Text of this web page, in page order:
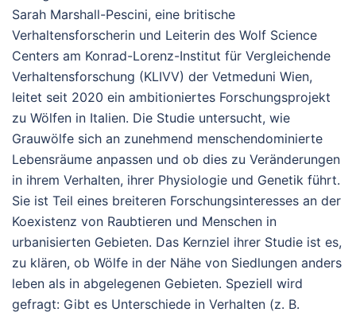
Sarah Marshall-Pescini, eine britische
Verhaltensforscherin und Leiterin des Wolf Science
Centers am Konrad-Lorenz-Institut für Vergleichende
Verhaltensforschung (KLIVV) der Vetmeduni Wien,
leitet seit 2020 ein ambitioniertes Forschungsprojekt
zu Wölfen in Italien. Die Studie untersucht, wie
Grauwölfe sich an zunehmend menschendominierte
Lebensräume anpassen und ob dies zu Veränderungen
in ihrem Verhalten, ihrer Physiologie und Genetik führt.
Sie ist Teil eines breiteren Forschungsinteresses an der
Koexistenz von Raubtieren und Menschen in
urbanisierten Gebieten. Das Kernziel ihrer Studie ist es,
zu klären, ob Wölfe in der Nähe von Siedlungen anders
leben als in abgelegenen Gebieten. Speziell wird
gefragt: Gibt es Unterschiede in Verhalten (z. B.